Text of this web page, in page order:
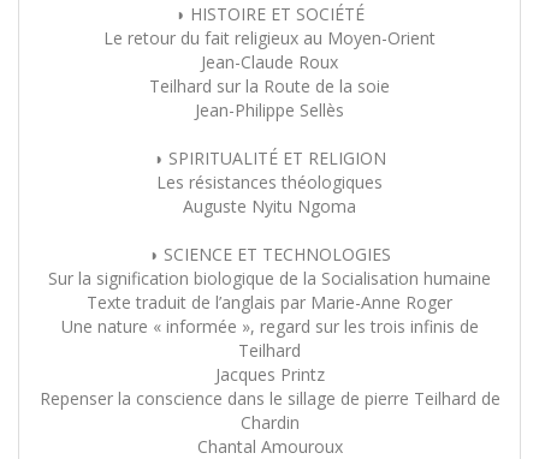
◗ HISTOIRE ET SOCIÉTÉ
Le retour du fait religieux au Moyen-Orient
Jean-Claude Roux
Teilhard sur la Route de la soie
Jean-Philippe Sellès
◗ SPIRITUALITÉ ET RELIGION
Les résistances théologiques
Auguste Nyitu Ngoma
◗ SCIENCE ET TECHNOLOGIES
Sur la signification biologique de la Socialisation humaine
Texte traduit de l’anglais par Marie-Anne Roger
Une nature « informée », regard sur les trois infinis de
Teilhard
Jacques Printz
Repenser la conscience dans le sillage de pierre Teilhard de
Chardin
Chantal Amouroux